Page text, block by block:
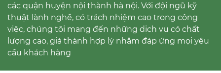
các quận huyện nội thành hà nội. Với đội ngũ kỹ
thuật lành nghề, có trách nhiệm cao trong công
việc, chúng tôi mang đến những dịch vụ có chất
lượng cao, giá thành hợp lý nhằm đáp ứng mọi yêu
cầu khách hàng